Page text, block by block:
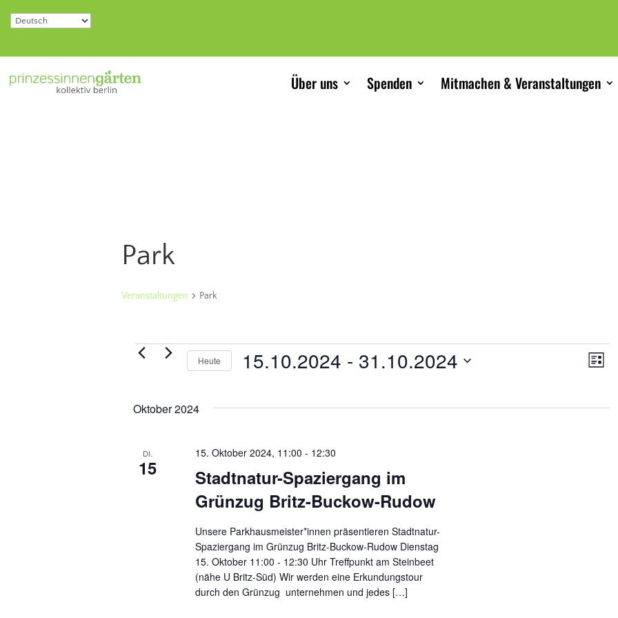
Über uns Spenden Mitmachen & Veranstaltungen
Park
Veranstaltungen Park
Veranstaltungen Liste
Heute 15.10.2024 - 31.10.2024
Oktober 2024
DI.
15
Stadtnatur-Spaziergang im
Grünzug Britz-Buckow-Rudow
15. Oktober 2024, 11:00 - 12:30
Unsere Parkhausmeister*innen präsentieren Stadtnatur-
Spaziergang im Grünzug Britz-Buckow-Rudow Dienstag
15. Oktober 11:00 - 12:30 Uhr Treffpunkt am Steinbeet
(nähe U Britz-Süd) Wir werden eine Erkundungstour
durch den Grünzug unternehmen und jedes […]